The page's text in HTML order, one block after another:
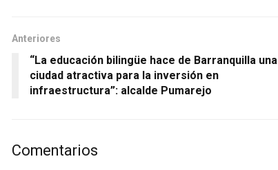
Anteriores
“La educación bilingüe hace de Barranquilla una
ciudad atractiva para la inversión en
infraestructura”: alcalde Pumarejo
Comentarios